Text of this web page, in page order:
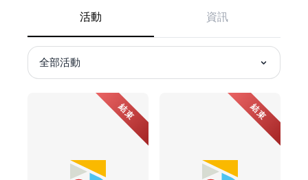
活動 資訊
全部活動
結束 結束